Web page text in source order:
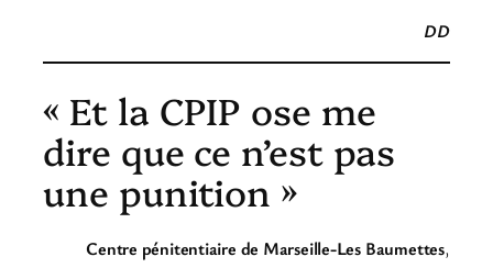
DD
« Et la CPIP ose me
dire que ce n’est pas
une punition »
Centre pénitentiaire de Marseille-Les Baumettes,